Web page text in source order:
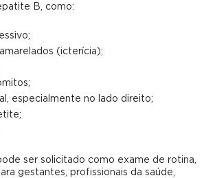
B, como:
(icterícia);
especialmente no lado direito;
ser solicitado como exame de rotina,
gestantes, profissionais da saúde,